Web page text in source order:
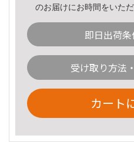
のお届けにお時間をいた
即日出荷
受け取り方法
カート